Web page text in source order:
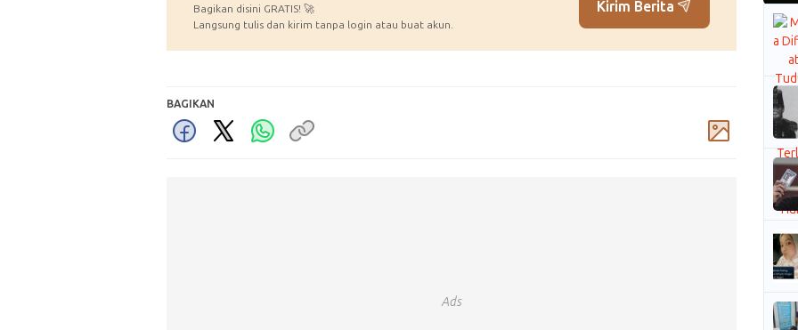
Bagikan disini GRATIS! 🚀
Langsung tulis dan kirim tanpa login atau buat akun.
Kirim Berita
BAGIKAN
Ads